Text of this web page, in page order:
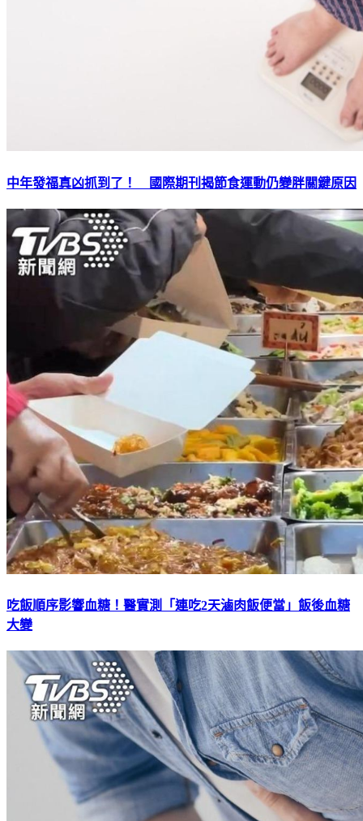
中年發福真凶抓到了！ 國際期刊揭節食運動仍變胖關鍵原因
吃飯順序影響血糖！醫實測「連吃2天滷肉飯便當」飯後血糖
大變